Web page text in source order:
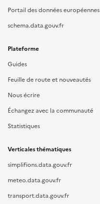
Portail des données européennes
schema.data.gouv.fr
Plateforme
Guides
Feuille de route et nouveautés
Nous écrire
Échangez avec la communauté
Statistiques
Verticales thématiques
simplifions.data.gouv.fr
meteo.data.gouv.fr
transport.data.gouv.fr